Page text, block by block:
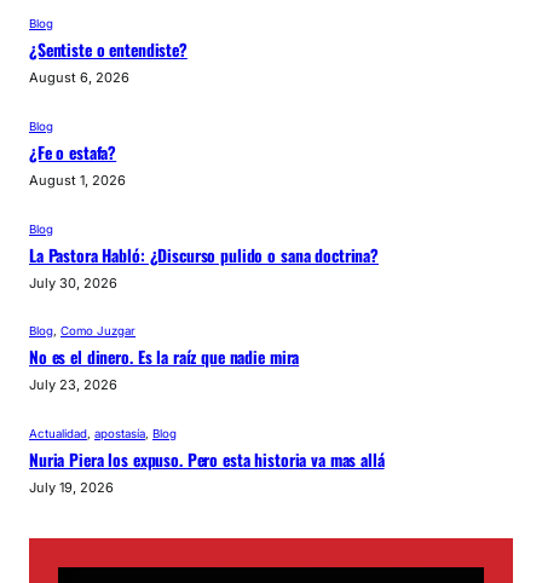
Blog
¿Sentiste o entendiste?
August 6, 2026
Blog
¿Fe o estafa?
August 1, 2026
Blog
La Pastora Habló: ¿Discurso pulido o sana doctrina?
July 30, 2026
Blog, Como Juzgar
No es el dinero. Es la raíz que nadie mira
July 23, 2026
Actualidad apostasía Blog
Nuria Piera los expuso. Pero esta historia va mas allá
July 19, 2026